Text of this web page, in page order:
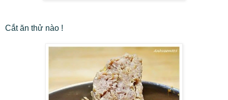
Cắt ăn thử nào !